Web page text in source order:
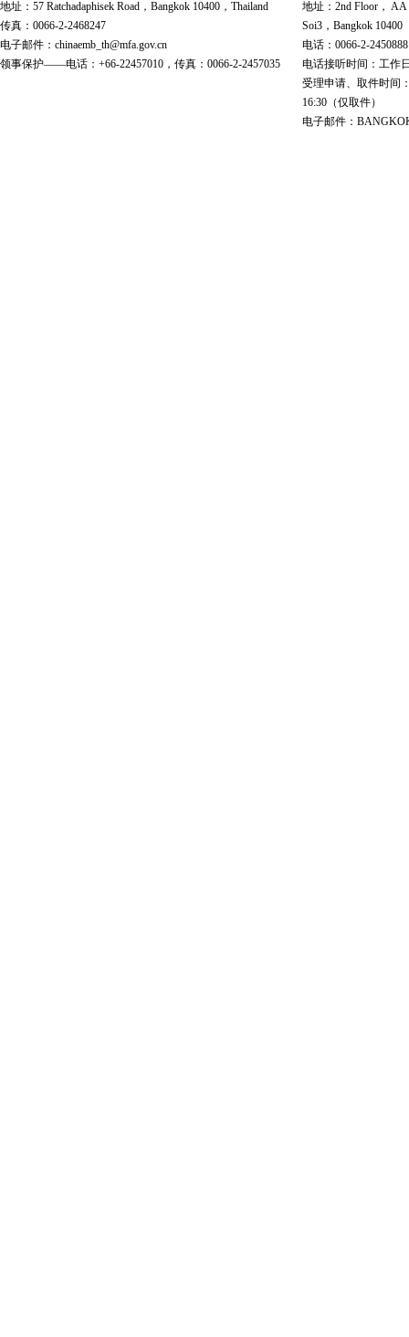
地址：57 Ratchadaphisek Road，Bangkok 10400，Thailand
传真：0066-2-2468247
电子邮件：chinaemb_th@mfa.gov.cn
领事保护——电话：+66-22457010，传真：0066-2-2457035
地址：2nd Floor， AA
Soi3，Bangkok 10400
电话：0066-2-
电话接听时间：工作
受理申请、取件时间
16:30（仅取件）
电子邮件：